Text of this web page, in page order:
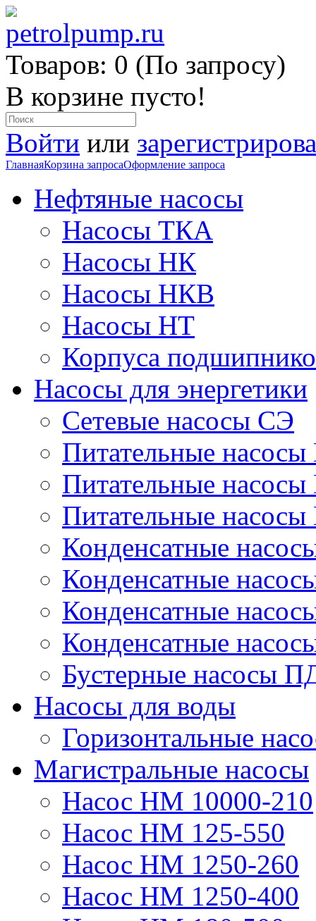
Товаров: 0 (По запросу)
В корзине пусто!
Войти или
ГлавнаяКорзина запросаОформление запроса
Нефтяные насосы
Насосы ТКА
Насосы НК
Насосы НКВ
Насосы НТ
Корпуса
Насосы для энергетики
Сетевые насосы СЭ
Питательные
Питательные
Питательные
Конденсатные
Конденсатные
Конденсатные
Конденсатные
Бустерные насосы
Насосы для воды
Горизонтальные
Магистральные насосы
Насос НМ 10000-210
Насос НМ 125-550
Насос НМ 1250-260
Насос НМ 1250-400